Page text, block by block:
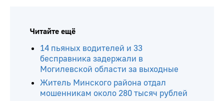
Читайте ещё
14 пьяных водителей и 33
бесправника задержали в
Могилевской области за выходные
Житель Минского района отдал
мошенникам около 280 тысяч рублей